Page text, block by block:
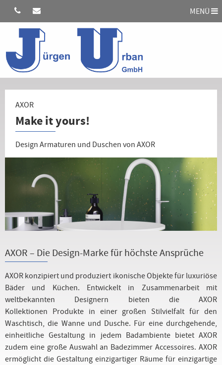
MENÜ
AXOR
Make it yours!
Design Armaturen und Duschen von AXOR
AXOR – Die Design-Marke für höchste Ansprüche
AXOR konzipiert und produziert ikonische Objekte für luxuriöse
Bäder und Küchen. Entwickelt in Zusammenarbeit mit
weltbekannten Designern bieten die AXOR
Kollektionen Produkte in einer großen Stilvielfalt für den
Waschtisch, die Wanne und Dusche. Für eine durchgehende,
einheitliche Gestaltung in jedem Badambiente bietet AXOR
zudem eine große Auswahl an Badezimmer Accessoires. AXOR
ermöglicht die Gestaltung einzigartiger Räume für einzigartige